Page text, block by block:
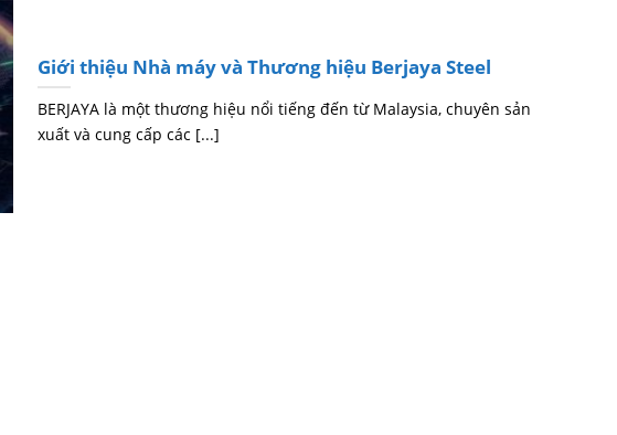
Giới thiệu Nhà máy và Thương hiệu Berjaya Steel
BERJAYA là một thương hiệu nổi tiếng đến từ Malaysia, chuyên sản
xuất và cung cấp các [...]